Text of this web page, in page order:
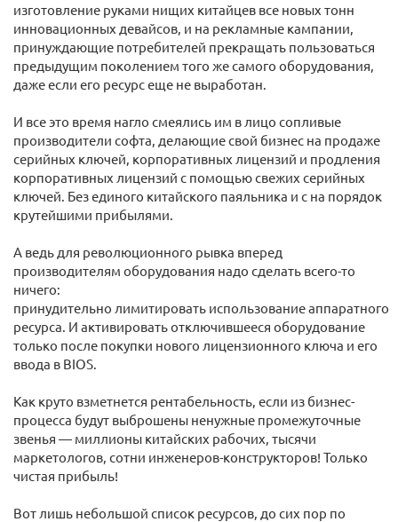
изготовление руками нищих китайцев все новых тонн
инновационных девайсов, и на рекламные кампании,
принуждающие потребителей прекращать пользоваться
предыдущим поколением того же самого оборудования,
даже если его ресурс еще не выработан.
И все это время нагло смеялись им в лицо сопливые
производители софта, делающие свой бизнес на продаже
серийных ключей, корпоративных лицензий и продления
корпоративных лицензий с помощью свежих серийных
ключей. Без единого китайского паяльника и с на порядок
крутейшими прибылями.
А ведь для революционного рывка вперед
производителям оборудования надо сделать всего-то
ничего:
принудительно лимитировать использование аппаратного
ресурса. И активировать отключившееся оборудование
только после покупки нового лицензионного ключа и его
ввода в BIOS.
Как круто взметнется рентабельность, если из бизнес-
процесса будут выброшены ненужные промежуточные
звенья — миллионы китайских рабочих, тысячи
маркетологов, сотни инженеров-конструкторов! Только
чистая прибыль!
Вот лишь небольшой список ресурсов, до сих пор по